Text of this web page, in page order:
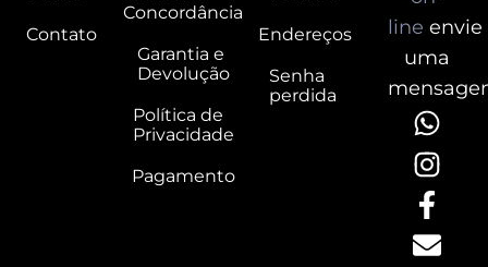
Contato
Concordância
Garantia e
Devolução
Política de
Privacidade
Pagamento
Endereços
Senha
perdida
line envie
uma